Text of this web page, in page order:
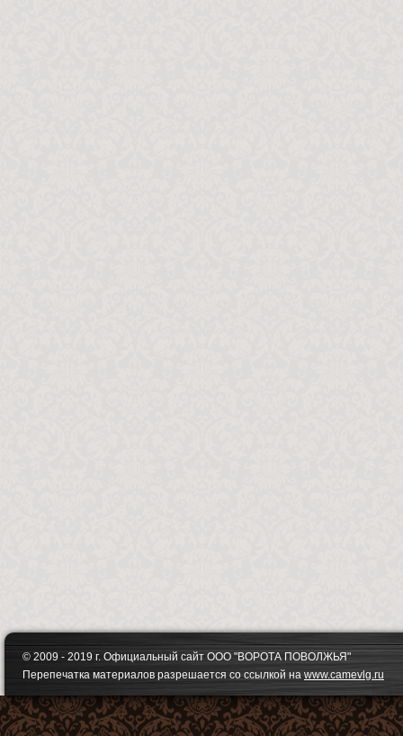
© 2009 - 2019 г. Официальный сайт ООО "ВОРОТА ПОВОЛЖЬЯ"
Перепечатка материалов разрешается со ссылкой на www.camevlg.ru